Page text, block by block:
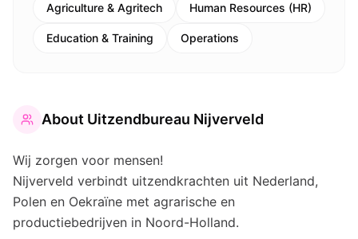
Agriculture & Agritech Human Resources (HR)
Education & Training Operations
About Uitzendbureau Nijverveld
Wij zorgen voor mensen!
Nijverveld verbindt uitzendkrachten uit Nederland,
Polen en Oekraïne met agrarische en
productiebedrijven in Noord-Holland.